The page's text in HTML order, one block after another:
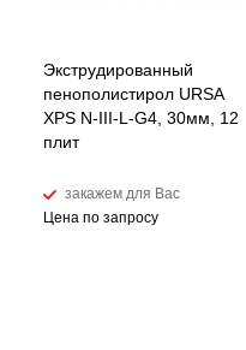
Экструдированный
пенополистирол URSA
XPS N-III-L-G4, 30мм, 12
плит
закажем для Вас
Цена по запросу